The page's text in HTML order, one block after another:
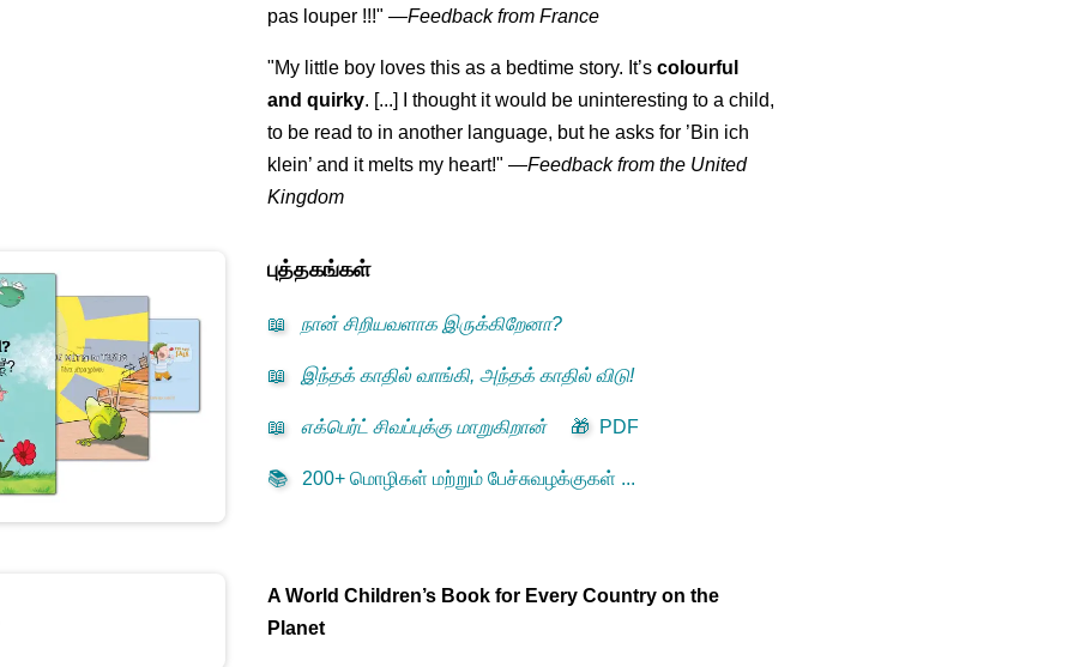
pas louper !!!" —Feedback from France
"My little boy loves this as a bedtime story. It’scolourful
and quirky. [...] I thought it would be uninteresting to a child,
to be read to in another language, but he asks for ’Bin ich
klein’ and it melts my heart!" —Feedback from the United
Kingdom
புத்தகங்கள்
📖 நான் சிறியவளாக இருக்கிறேனா?
📖 இந்தக் காதில் வாங்கி, அந்தக் காதில் விடு!
📖 எக்பெர்ட் சிவப்புக்கு மாறுகிறான் 🎁 PDF
📚 200+ மொழிகள் மற்றும் பேச்சுவழக்குகள் ...
A World Children’s Book for Every Country on the
Planet